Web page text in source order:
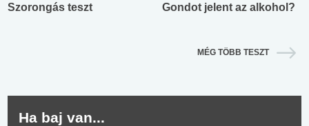
Szorongás teszt Gondot jelent az alkohol?
MÉG TÖBB TESZT
Ha baj van...